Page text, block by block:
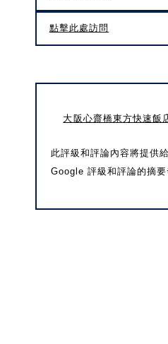
點擊此處訪問
大阪心齋橋東方快速飯
此評級和評論內容將提供
Google 評級和評論的摘要